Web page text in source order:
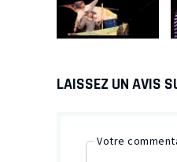
LAISSEZ UN AVIS
Votre